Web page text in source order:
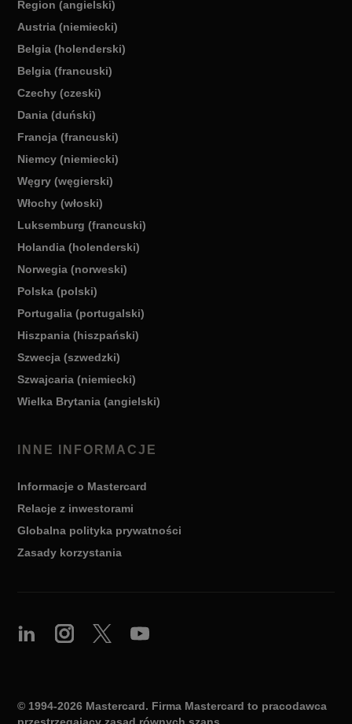
Region (angielski)
Austria (niemiecki)
Belgia (holenderski)
Belgia (francuski)
Czechy (czeski)
Dania (duński)
Francja (francuski)
Niemcy (niemiecki)
Węgry (węgierski)
Włochy (włoski)
Luksemburg (francuski)
Holandia (holenderski)
Norwegia (norweski)
Polska (polski)
Portugalia (portugalski)
Hiszpania (hiszpański)
Szwecja (szwedzki)
Szwajcaria (niemiecki)
Wielka Brytania (angielski)
INNE INFORMACJE
Informacje o Mastercard
Relacje z inwestorami
Globalna polityka prywatności
Zasady korzystania
© 1994-2026 Mastercard. Firma Mastercard to pracodawca